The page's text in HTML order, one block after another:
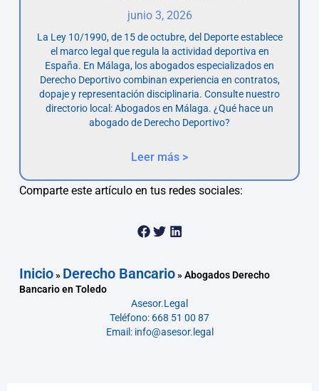
junio 3, 2026
La Ley 10/1990, de 15 de octubre, del Deporte establece
el marco legal que regula la actividad deportiva en
España. En Málaga, los abogados especializados en
Derecho Deportivo combinan experiencia en contratos,
dopaje y representación disciplinaria. Consulte nuestro
directorio local: Abogados en Málaga. ¿Qué hace un
abogado de Derecho Deportivo?
Leer más >
Comparte este artículo en tus redes sociales:
Inicio» Derecho Bancario»Abogados Derecho
Bancario en Toledo
Asesor.Legal
Teléfono: 668 51 00 87
Email: info@asesor.legal